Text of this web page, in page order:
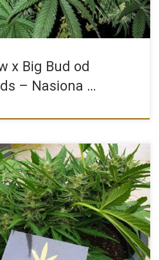
x Big Bud od
– Nasiona …
wiele osób, które chcą rozpocząć